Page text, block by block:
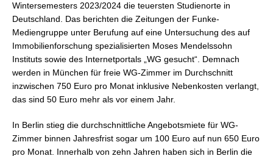
Wintersemesters 2023/2024 die teuersten Studienorte in
Deutschland. Das berichten die Zeitungen der Funke-
Mediengruppe unter Berufung auf eine Untersuchung des auf
Immobilienforschung spezialisierten Moses Mendelssohn
Instituts sowie des Internetportals „WG gesucht“. Demnach
werden in München für freie WG-Zimmer im Durchschnitt
inzwischen 750 Euro pro Monat inklusive Nebenkosten verlangt,
das sind 50 Euro mehr als vor einem Jahr.
In Berlin stieg die durchschnittliche Angebotsmiete für WG-
Zimmer binnen Jahresfrist sogar um 100 Euro auf nun 650 Euro
pro Monat. Innerhalb von zehn Jahren haben sich in Berlin die